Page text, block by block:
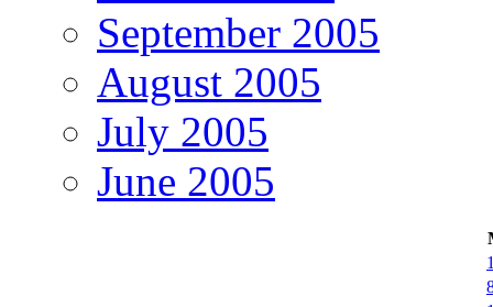
September 2005
August 2005
July 2005
June 2005